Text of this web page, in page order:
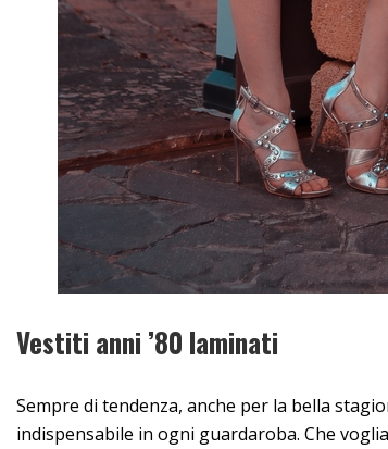
Vestiti anni ’80 laminati
Sempre di tendenza, anche per la bella
indispensabile in ogni guardaroba. Che